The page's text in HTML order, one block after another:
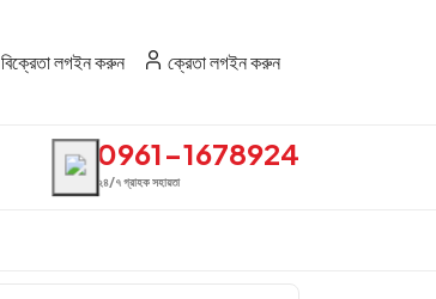
বিক্রেতা লগইন করুন ক্রেতা লগইন করুন
0961-1678924
২৪/৭ গ্রাহক সহায়তা